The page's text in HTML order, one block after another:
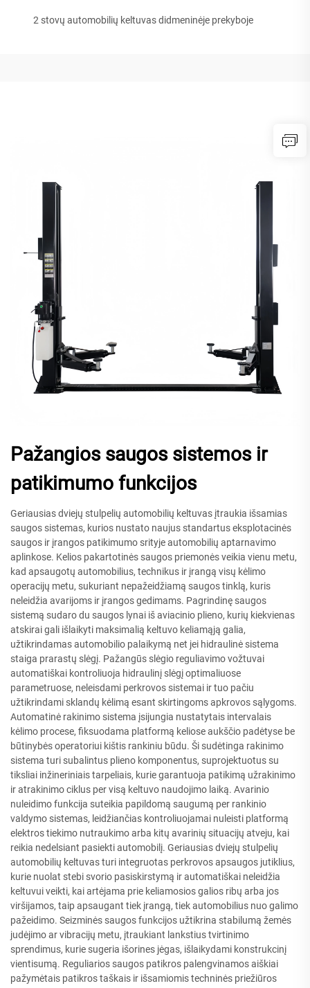
2 stovų automobilių keltuvas didmeninėje prekyboje
Pažangios saugos sistemos ir
patikimumo funkcijos
Geriausias dviejų stulpelių automobilių keltuvas įtraukia išsamias
saugos sistemas, kurios nustato naujus standartus eksplotacinės
saugos ir įrangos patikimumo srityje automobilių aptarnavimo
aplinkose. Kelios pakartotinės saugos priemonės veikia vienu metu,
kad apsaugotų automobilius, technikus ir įrangą visų kėlimo
operacijų metu, sukuriant nepažeidžiamą saugos tinklą, kuris
neleidžia avarijoms ir įrangos gedimams. Pagrindinę saugos
sistemą sudaro du saugos lynai iš aviacinio plieno, kurių kiekvienas
atskirai gali išlaikyti maksimalią keltuvo keliamąją galia,
užtikrindamas automobilio palaikymą net jei hidraulinė sistema
staiga prarastų slėgį. Pažangūs slėgio reguliavimo vožtuvai
automatiškai kontroliuoja hidraulinį slėgį optimaliuose
parametruose, neleisdami perkrovos sistemai ir tuo pačiu
užtikrindami sklandų kėlimą esant skirtingoms apkrovos sąlygoms.
Automatinė rakinimo sistema įsijungia nustatytais intervalais
kėlimo procese, fiksuodama platformą keliose aukščio padėtyse be
būtinybės operatoriui kištis rankiniu būdu. Ši sudėtinga rakinimo
sistema turi subalintus plieno komponentus, suprojektuotus su
tiksliai inžineriniais tarpeliais, kurie garantuoja patikimą užrakinimo
ir atrakinimo ciklus per visą keltuvo naudojimo laiką. Avarinio
nuleidimo funkcija suteikia papildomą saugumą per rankinio
valdymo sistemas, leidžiančias kontroliuojamai nuleisti platformą
elektros tiekimo nutraukimo arba kitų avarinių situacijų atveju, kai
reikia nedelsiant pasiekti automobilį. Geriausias dviejų stulpelių
automobilių keltuvas turi integruotas perkrovos apsaugos jutiklius,
kurie nuolat stebi svorio pasiskirstymą ir automatiškai neleidžia
keltuvui veikti, kai artėjama prie keliamosios galios ribų arba jos
viršijamos, taip apsaugant tiek įrangą, tiek automobilius nuo galimo
pažeidimo. Seizminės saugos funkcijos užtikrina stabilumą žemės
judėjimo ar vibracijų metu, įtraukiant lankstius tvirtinimo
sprendimus, kurie sugeria išorines jėgas, išlaikydami konstrukcinį
vientisumą. Reguliarios saugos patikros palengvinamos aiškiai
pažymėtais patikros taškais ir išsamiomis techninės priežiūros